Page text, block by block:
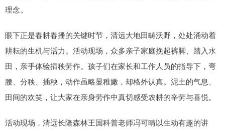
理念。
眼下正是春耕春播的关键时节，清远大地田畴沃野，处处涌动着
耕耘的生机与活力。活动现场，众多亲子家庭挽起裤脚、踏入水
田，亲手体验插秧劳作。孩子们在家长和工作人员的指导下，弯
腰、分秧、插秧，动作虽略显稚嫩，却格外认真。泥土的气息、
田间的欢笑，让大家在亲身劳作中真切感受农耕的辛劳与喜悦。
活动现场，清远长隆森林王国科普老师冯可晴以生动有趣的讲